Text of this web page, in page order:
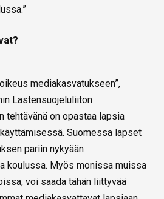
mediakasvatukseen”,
Lastensuojeluliiton
tehtävänä on opastaa lapsia
Suomessa lapset
pariin nykyään
koulussa. Myös monissa muissa
voi saada tähän liittyvää